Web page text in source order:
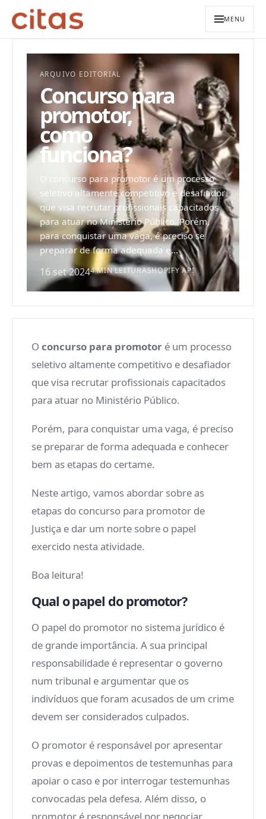
MENU
ARQUIVO EDITORIAL
Concurso para
promotor,
como
funciona?
O concurso para promotor é um processo
seletivo altamente competitivo e desafiador
que visa recrutar profissionais capacitados
para atuar no Ministério Público. Porém,
para conquistar uma vaga, é preciso se
preparar de forma adequada e...
16 set 20244 MIN LEITURASHOPIFY API
O concurso para promotor é um processo
seletivo altamente competitivo e desafiador
que visa recrutar profissionais capacitados
para atuar no Ministério Público.
Porém, para conquistar uma vaga, é preciso
se preparar de forma adequada e conhecer
bem as etapas do certame.
Neste artigo, vamos abordar sobre as
etapas do concurso para promotor de
Justiça e dar um norte sobre o papel
exercido nesta atividade.
Boa leitura!
Qual o papel do promotor?
O papel do promotor no sistema jurídico é
de grande importância. A sua principal
responsabilidade é representar o governo
num tribunal e argumentar que os
indivíduos que foram acusados ​​de um crime
devem ser considerados culpados.
O promotor é responsável por apresentar
provas e depoimentos de testemunhas para
apoiar o caso e por interrogar testemunhas
convocadas pela defesa. Além disso, o